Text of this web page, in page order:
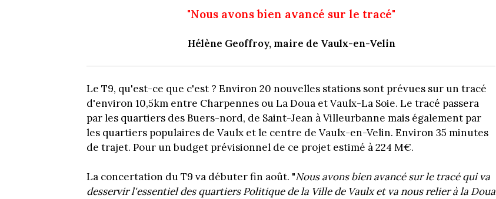
"Nous avons bien avancé sur le tracé"
Hélène Geoffroy, maire de Vaulx-en-Velin
Le T9, qu'est-ce que c'est ? Environ 20 nouvelles stations sont prévues sur un tracé
d'environ 10,5km entre Charpennes ou La Doua et Vaulx-La Soie. Le tracé passera
par les quartiers des Buers-nord, de Saint-Jean à Villeurbanne mais également par
les quartiers populaires de Vaulx et le centre de Vaulx-en-Velin. Environ 35 minutes
de trajet. Pour un budget prévisionnel de ce projet estimé à 224 M€.
La concertation du T9 va débuter fin août. "Nous avons bien avancé sur le tracé qui va
desservir l'essentiel des quartiers Politique de la Ville de Vaulx et va nous relier à la Doua